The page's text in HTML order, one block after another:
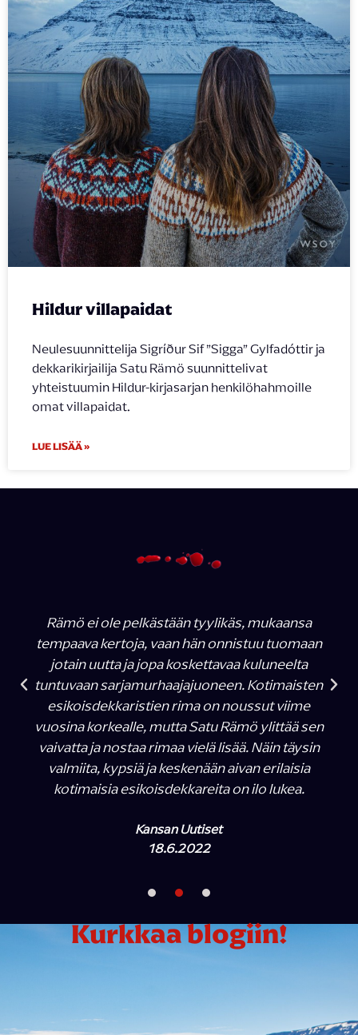
Hildur villapaidat
Neulesuunnittelija Sigríður Sif ”Sigga” Gylfadóttir ja
dekkarikirjailija Satu Rämö suunnittelivat
yhteistuumin Hildur-kirjasarjan henkilöhahmoille
omat villapaidat.
LUE LISÄÄ »
Rämö ei ole pelkästään tyylikäs, mukaansa
tempaava kertoja, vaan hän onnistuu tuomaan
jotain uutta ja jopa koskettavaa kuluneelta
tuntuvaan sarjamurhaajajuoneen. Kotimaisten
esikoisdekkaristien rima on noussut viime
vuosina korkealle, mutta Satu Rämö ylittää sen
vaivatta ja nostaa rimaa vielä lisää. Näin täysin
valmiita, kypsiä ja keskenään aivan erilaisia
kotimaisia esikoisdekkareita on ilo lukea.
Kansan Uutiset
18.6.2022
Kurkkaa blogiin!